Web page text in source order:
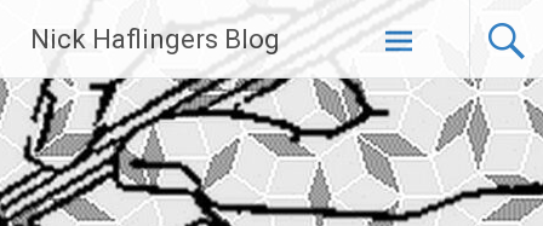
Inhalt
springen
Nick Haflingers Blog